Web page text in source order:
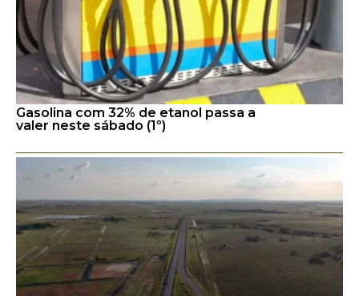
Gasolina com 32% de etanol passa a
valer neste sábado (1º)